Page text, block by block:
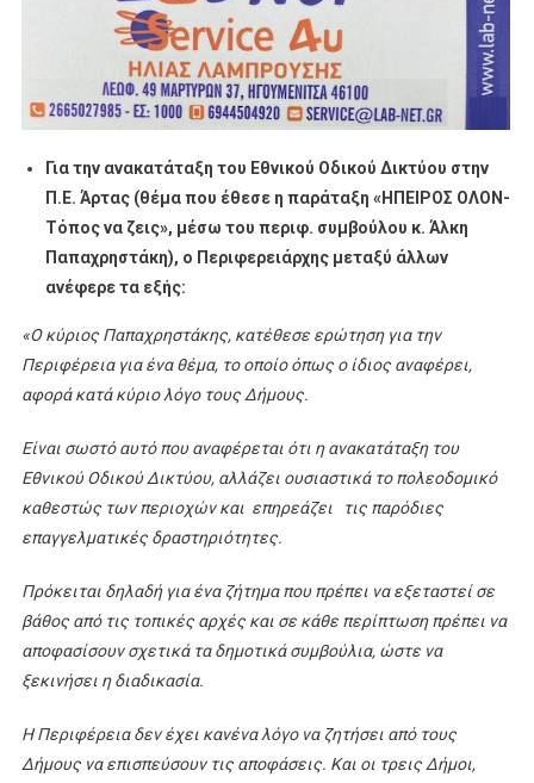
Για την ανακατάταξη του Εθνικού Οδικού Δικτύου στην
Π.Ε. Άρτας (θέμα που έθεσε η παράταξη «ΗΠΕΙΡΟΣ ΟΛΟΝ-
Τόπος να ζεις», μέσω του περιφ. συμβούλου κ. Άλκη
Παπαχρηστάκη), ο Περιφερειάρχης μεταξύ άλλων
ανέφερε τα εξής:
«Ο κύριος Παπαχρηστάκης, κατέθεσε ερώτηση για την
Περιφέρεια για ένα θέμα, το οποίο όπως ο ίδιος αναφέρει,
αφορά κατά κύριο λόγο τους Δήμους.
Είναι σωστό αυτό που αναφέρεται ότι η ανακατάταξη του
Εθνικού Οδικού Δικτύου, αλλάζει ουσιαστικά το πολεοδομικό
καθεστώς των περιοχών και επηρεάζει τις παρόδιες
επαγγελματικές δραστηριότητες.
Πρόκειται δηλαδή για ένα ζήτημα που πρέπει να εξεταστεί σε
βάθος από τις τοπικές αρχές και σε κάθε περίπτωση πρέπει να
αποφασίσουν σχετικά τα δημοτικά συμβούλια, ώστε να
ξεκινήσει η διαδικασία.
Η Περιφέρεια δεν έχει κανένα λόγο να ζητήσει από τους
Δήμους να επισπεύσουν τις αποφάσεις. Και οι τρεις Δήμοι,